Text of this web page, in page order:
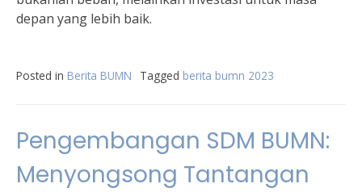
depan yang lebih baik.
Posted in Berita BUMN Tagged berita bumn 2023
Pengembangan SDM BUMN:
Menyongsong Tantangan